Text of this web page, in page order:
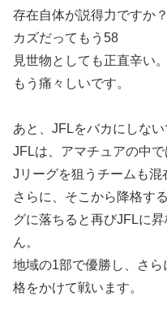
存在自体が説得力ですか
カズだってもう58
見世物としても正直辛い。
もう痛々しいです。
あと、JFLをバカにしない
JFLは、アマチュアの中
Jリーグを狙うチームも混
さらに、そこから降格す
グに落ちると再びJFLに
ん。
地域の1部で優勝し、さ
格をかけて戦います。